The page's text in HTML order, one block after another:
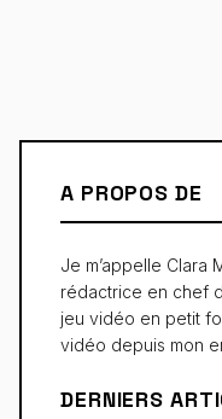
A PROPOS DE
Je m’appelle Clara
rédactrice en chef
jeu vidéo en petit
vidéo depuis mon
DERNIERS